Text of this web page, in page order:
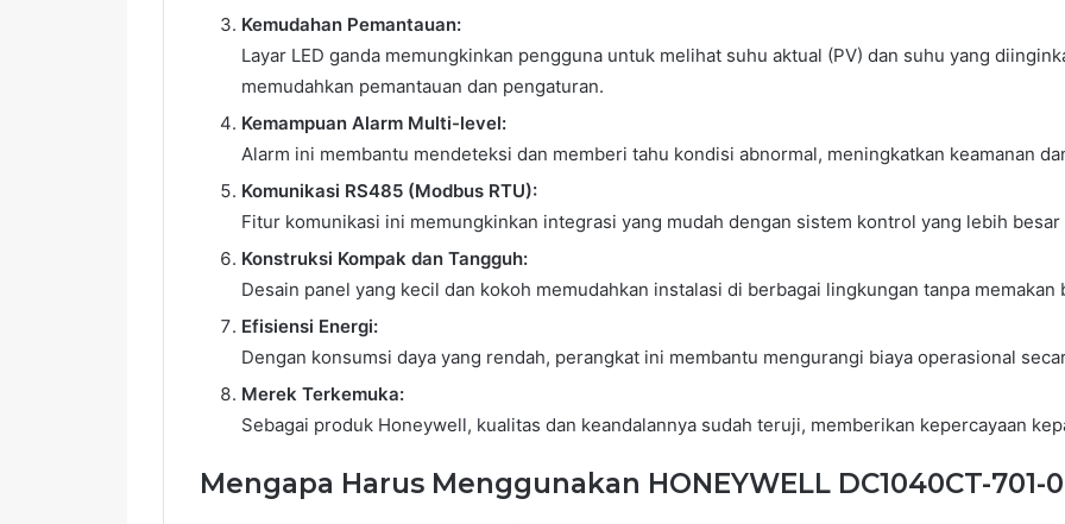
Kemudahan Pemantauan:
Layar LED ganda memungkinkan pengguna untuk melihat suhu aktual (PV) dan suhu yang
memudahkan pemantauan dan pengaturan.
Kemampuan Alarm Multi-level:
Alarm ini membantu mendeteksi dan memberi tahu kondisi abnormal, meningkatkan keamanan
Komunikasi RS485 (Modbus RTU):
Fitur komunikasi ini memungkinkan integrasi yang mudah dengan sistem kontrol yang lebih
Konstruksi Kompak dan Tangguh:
Desain panel yang kecil dan kokoh memudahkan instalasi di berbagai lingkungan tanpa memakan
Efisiensi Energi:
Dengan konsumsi daya yang rendah, perangkat ini membantu mengurangi biaya operasional
Merek Terkemuka:
Sebagai produk Honeywell, kualitas dan keandalannya sudah teruji, memberikan kepercayaan
Mengapa Harus Menggunakan HONEYWELL DC1040CT-701-